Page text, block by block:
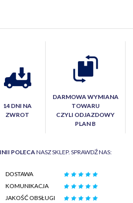
14 DNI NA
ZWROT
DARMOWA WYMIANA
TOWARU
CZYLI ODJAZDOWY
PLAN B
POLECA NASZ SKLEP. SPRAWDŹ NAS:
DOSTAWA
KOMUNIKACJA
JAKOŚĆ OBSŁUGI